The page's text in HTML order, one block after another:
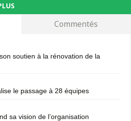
Commentés
soutien à la rénovation de la
le passage à 28 équipes
sa vision de l’organisation